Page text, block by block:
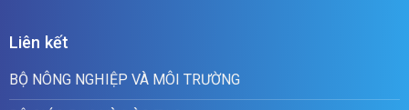
Liên kết
BỘ NÔNG NGHIỆP VÀ MÔI TRƯỜNG